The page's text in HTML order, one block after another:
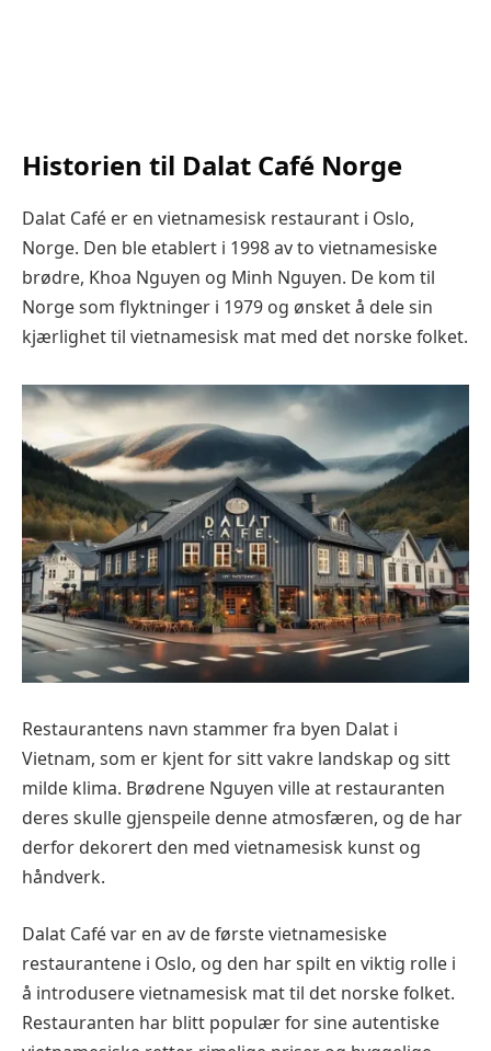
Historien til Dalat Café Norge
Dalat Café er en vietnamesisk restaurant i Oslo,
Norge. Den ble etablert i 1998 av to vietnamesiske
brødre, Khoa Nguyen og Minh Nguyen. De kom til
Norge som flyktninger i 1979 og ønsket å dele sin
kjærlighet til vietnamesisk mat med det norske folket.
Restaurantens navn stammer fra byen Dalat i
Vietnam, som er kjent for sitt vakre landskap og sitt
milde klima. Brødrene Nguyen ville at restauranten
deres skulle gjenspeile denne atmosfæren, og de har
derfor dekorert den med vietnamesisk kunst og
håndverk.
Dalat Café var en av de første vietnamesiske
restaurantene i Oslo, og den har spilt en viktig rolle i
å introdusere vietnamesisk mat til det norske folket.
Restauranten har blitt populær for sine autentiske